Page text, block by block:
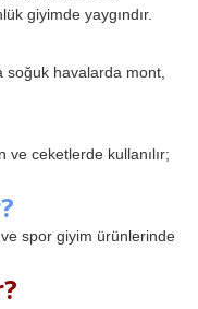
giyimde yaygındır.
soğuk havalarda mont,
ve ceketlerde kullanılır;
ve spor giyim ürünlerinde